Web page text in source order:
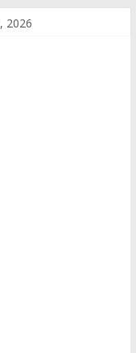
2026